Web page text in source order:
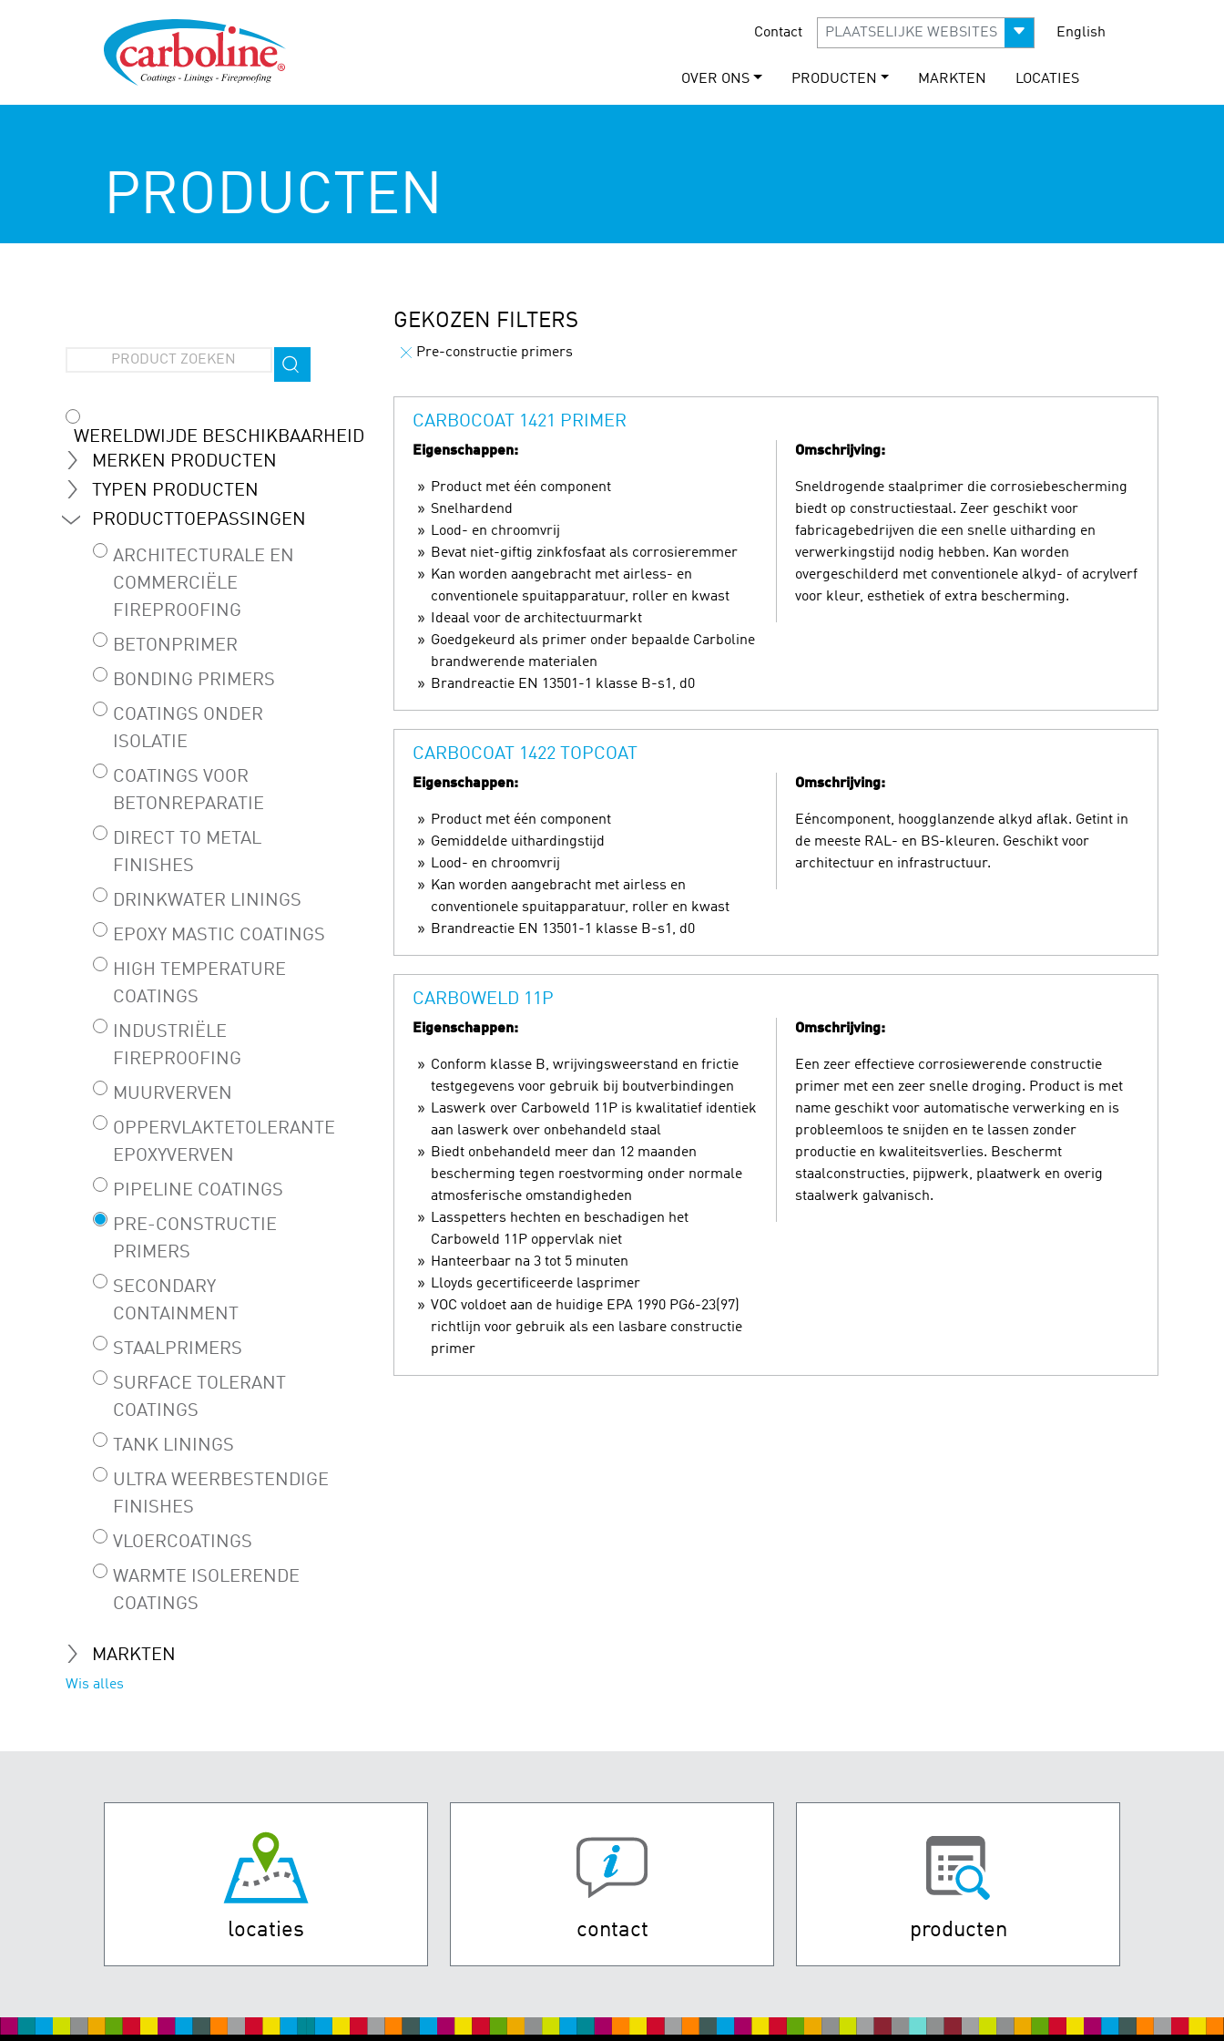
Contact PLAATSELIJKE WEBSITES English
OVER ONS PRODUCTEN MARKTEN LOCATIES
PRODUCTEN
WERELDWIJDE BESCHIKBAARHEID
MERKEN PRODUCTEN
TYPEN PRODUCTEN
PRODUCTTOEPASSINGEN
ARCHITECTURALE EN
COMMERCIËLE
FIREPROOFING
BETONPRIMER
BONDING PRIMERS
COATINGS ONDER
ISOLATIE
COATINGS VOOR
BETONREPARATIE
DIRECT TO METAL
FINISHES
DRINKWATER LININGS
EPOXY MASTIC COATINGS
HIGH TEMPERATURE
COATINGS
INDUSTRIËLE
FIREPROOFING
MUURVERVEN
OPPERVLAKTETOLERANTE
EPOXYVERVEN
PIPELINE COATINGS
PRE-CONSTRUCTIE
PRIMERS
SECONDARY
CONTAINMENT
STAALPRIMERS
SURFACE TOLERANT
COATINGS
TANK LININGS
ULTRA WEERBESTENDIGE
FINISHES
VLOERCOATINGS
WARMTE ISOLERENDE
COATINGS
MARKTEN
Wis alles
GEKOZEN FILTERS
Pre-constructie primers
CARBOCOAT 1421 PRIMER
Eigenschappen:
Product met één component
Snelhardend
Lood- en chroomvrij
Bevat niet-giftig zinkfosfaat als corrosieremmer
Kan worden aangebracht met airless- en
conventionele spuitapparatuur, roller en kwast
Ideaal voor de architectuurmarkt
Goedgekeurd als primer onder bepaalde Carboline
brandwerende materialen
Brandreactie EN 13501-1 klasse B-s1, d0
Omschrijving:
Sneldrogende staalprimer die corrosiebescherming
biedt op constructiestaal. Zeer geschikt voor
fabricagebedrijven die een snelle uitharding en
verwerkingstijd nodig hebben. Kan worden
overgeschilderd met conventionele alkyd- of acrylverf
voor kleur, esthetiek of extra bescherming.
CARBOCOAT 1422 TOPCOAT
Eigenschappen:
Product met één component
Gemiddelde uithardingstijd
Lood- en chroomvrij
Kan worden aangebracht met airless en
conventionele spuitapparatuur, roller en kwast
Brandreactie EN 13501-1 klasse B-s1, d0
Omschrijving:
Eéncomponent, hoogglanzende alkyd aflak. Getint in
de meeste RAL- en BS-kleuren. Geschikt voor
architectuur en infrastructuur.
CARBOWELD 11P
Eigenschappen:
Conform klasse B, wrijvingsweerstand en frictie
testgegevens voor gebruik bij boutverbindingen
Laswerk over Carboweld 11P is kwalitatief identiek
aan laswerk over onbehandeld staal
Biedt onbehandeld meer dan 12 maanden
bescherming tegen roestvorming onder normale
atmosferische omstandigheden
Lasspetters hechten en beschadigen het
Carboweld 11P oppervlak niet
Hanteerbaar na 3 tot 5 minuten
Lloyds gecertificeerde lasprimer
VOC voldoet aan de huidige EPA 1990 PG6-23(97)
richtlijn voor gebruik als een lasbare constructie
primer
Omschrijving:
Een zeer effectieve corrosiewerende constructie
primer met een zeer snelle droging. Product is met
name geschikt voor automatische verwerking en is
probleemloos te snijden en te lassen zonder
productie en kwaliteitsverlies. Beschermt
staalconstructies, pijpwerk, plaatwerk en overig
staalwerk galvanisch.
locaties contact producten